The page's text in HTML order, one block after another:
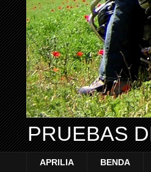
PRUEBAS
APRILIA BENDA